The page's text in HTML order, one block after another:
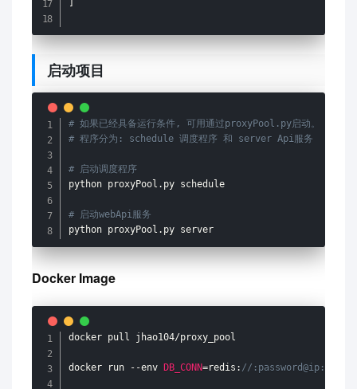
启动项目
# 如果已经具备运行条件, 可用通过proxyPool.py启动。
# 程序分为: schedule 调度程序 和 server Api服务
# 启动调度程序
python proxyPool . py schedule
# 启动webApi服务
python proxyPool . py server
Docker Image
docker pull jhao104/proxy_pool
docker run --env DB_CONN=redis : //